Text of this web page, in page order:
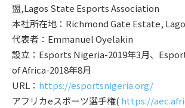
盟,Lagos State Esports Association
本社所在地：Richmond Gate Estate,
代表者：Emmanuel Oyelakin
設立：Esports Nigeria-2019年3月、
of Africa-2018年8月
URL： https://esportsnigeria.org/
アフリカeスポーツ選手権( https://